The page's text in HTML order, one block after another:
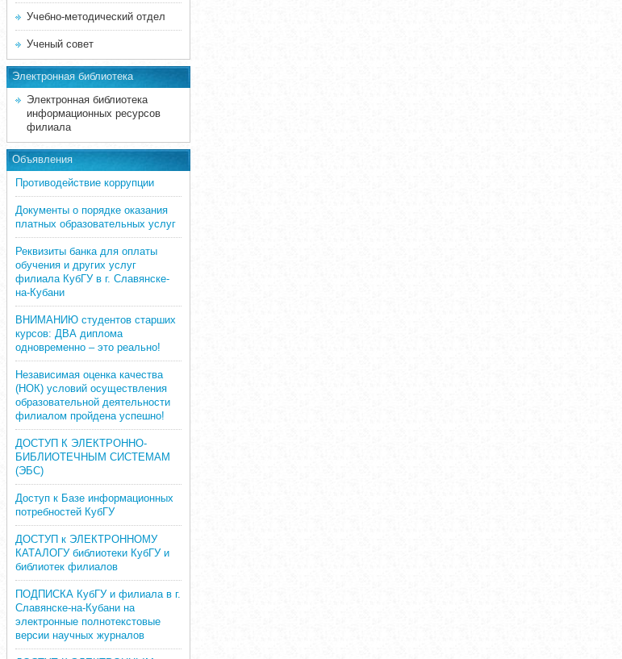
Учебно-методический отдел
Ученый совет
Электронная библиотека
Электронная библиотека
информационных ресурсов
филиала
Объявления
Противодействие коррупции
Документы о порядке оказания
платных образовательных услуг
Реквизиты банка для оплаты
обучения и других услуг
филиала КубГУ в г. Славянске-
на-Кубани
ВНИМАНИЮ студентов старших
курсов: ДВА диплома
одновременно – это реально!
Независимая оценка качества
(НОК) условий осуществления
образовательной деятельности
филиалом пройдена успешно!
ДОСТУП К ЭЛЕКТРОННО-
БИБЛИОТЕЧНЫМ СИСТЕМАМ
(ЭБС)
Доступ к Базе информационных
потребностей КубГУ
ДОСТУП к ЭЛЕКТРОННОМУ
КАТАЛОГУ библиотеки КубГУ и
библиотек филиалов
ПОДПИСКА КубГУ и филиала в г.
Славянске-на-Кубани на
электронные полнотекстовые
версии научных журналов